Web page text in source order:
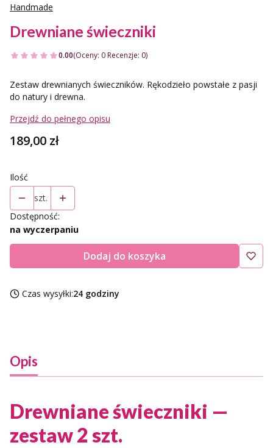
Handmade
Drewniane świeczniki
0.00(Oceny: 0 Recenzje: 0)
Zestaw drewnianych świeczników. Rękodzieło powstałe z pasji
do natury i drewna.
Przejdź do pełnego opisu
Cena
189,00 zł
Ilość
szt.
Dostępność:
na wyczerpaniu
Dodaj do koszyka
Czas wysyłki:24 godziny
Opis
Drewniane świeczniki —
zestaw 2 szt.